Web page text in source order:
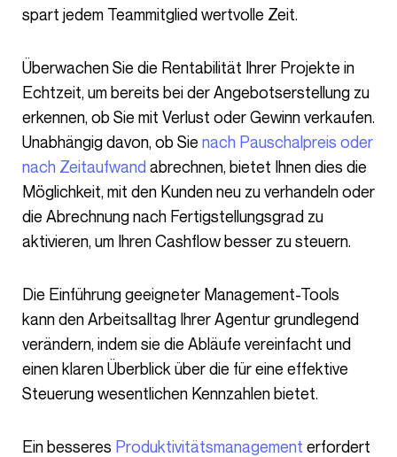
spart jedem Teammitglied wertvolle Zeit.
Überwachen Sie die Rentabilität Ihrer Projekte in
Echtzeit, um bereits bei der Angebotserstellung zu
erkennen, ob Sie mit Verlust oder Gewinn verkaufen.
Unabhängig davon, ob Sie nach Pauschalpreis oder
nach Zeitaufwand abrechnen, bietet Ihnen dies die
Möglichkeit, mit den Kunden neu zu verhandeln oder
die Abrechnung nach Fertigstellungsgrad zu
aktivieren, um Ihren Cashflow besser zu steuern.
Die Einführung geeigneter Management-Tools
kann den Arbeitsalltag Ihrer Agentur grundlegend
verändern, indem sie die Abläufe vereinfacht und
einen klaren Überblick über die für eine effektive
Steuerung wesentlichen Kennzahlen bietet.
Ein besseres Produktivitätsmanagement erfordert